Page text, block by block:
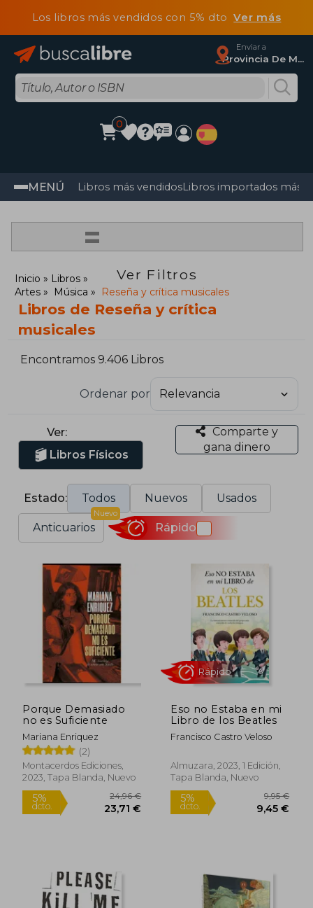
Los libros más vendidos con 5% dtoVer más
Enviar a
Provincia De Madrid
0
MENÚ Libros más vendidosLibros importados más
=
Ver Filtros
Inicio
Libros
Artes
Música Reseña y crítica musicales
Libros de Reseña y crítica
musicales
Encontramos 9.406 Libros
Ordenar por
Ver:
Libros Físicos
Comparte y
gana dinero
Estado: Todos Nuevos Usados
Anticuarios
Nuevo
Rápido
Porque Demasiado
no es Suficiente
Mariana Enriquez
(2)
Montacerdos Ediciones,
2023, Tapa Blanda, Nuevo
5%
dcto. 23,71 €
Eso no Estaba en mi
Libro de los Beatles
Francisco Castro Veloso
Almuzara, 2023, 1 Edición,
Tapa Blanda, Nuevo
5%
dcto.